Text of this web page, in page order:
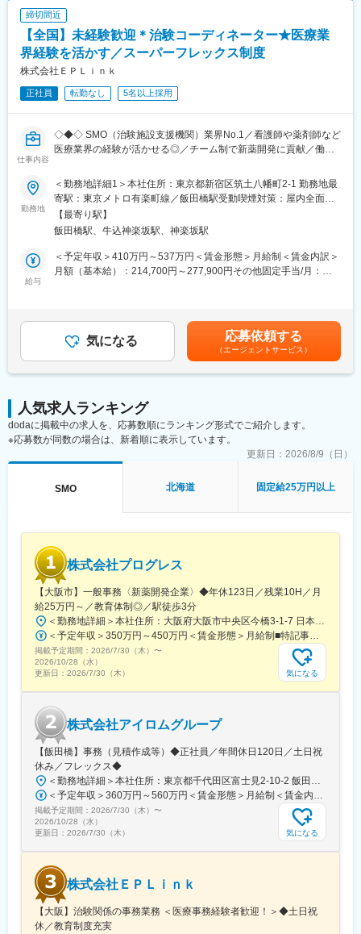
変更の範囲：会社の定める業務
■同社の教育体制：同社は同業他社からの転職だけでなく、看護師
など未経験で転職してくる方も多いです。そのため教育体制が充
実しています。入社は原則偶数月と決まっており、同期入社者と
ともに2週間弱本社にて集合研修を行います。会社のことや業務を
遂行する上で必要な法令から実務まで座学中心でロープレを交え
ながら学んでいきます。その後、各拠点に配属され先輩社員から
業務を引継ぎながらOJT担当者とともに医療機関へ同行するな
ートを用いながら習熟度を測り、入社後1年程度で一人で担当を持
てるようになります。なお、その後も定期的に中途入社者に対し
・チームワーク：通常は1人で業務にあたることが多いですが、困
ったときや先輩や上司がサポートしてくれるため、安心して進め
られます。また、家族の急な体調不良や突発休の場合にも周囲が
代理対応をしてくれる風土があり、チームワークが強みです。
した。管理職における女性比率も63.6%と、ライフイベントの多
い女性も活躍しやすい環境です。正社員の場合、転勤可能性はあ
変更の範囲：会社の定める業務
締切間近
【全国】未経験歓迎＊治験コーディネーター★医療業
界経験を活かす／スーパーフレックス制度
株式会社ＥＰＬｉｎｋ
正社員 転勤なし 5名以上採用
仕事内容
◇◆◇ SMO（治験施設支援機関）業界No.1／看護師や薬剤師など
医療業界の経験が活かせる◎／チーム制で新薬開発に貢献／働き
【CRC=治験コーディネーターとは？】
病院・クリニックを訪問して、患者様や医師や院内スタッフ、さ
らに製薬企業との連絡・調整役を担います。また、治験を受けて
いただく患者様の相談相手となり、じっくり向き合う仕事です。
【CRCのやりがい】
接聞けることもあります。患者様や医療機関から「ありがとう」
と感謝の言葉をいただけたときの喜びは、ひとしおです。
・治験の進捗状況の確認や患者様対応の予定などを、院内の治験
事務局に共有
・来院された患者様の診察や検査に同席し、治験が手順通りに行
われているか、患者様の状態変化が無いかを確認します。
・患者様の報告書作成
・医師との打ち合わせ
■基礎研修が充実：
入社後1か月は研修期間となります。ビジネスマナーやPCスキル
研修が入社後研修としてあり、PC慣れしていない方も安心してご
入社いただけます。
■配属後も丁寧なフォロー：
現場配属後は、OJTで独り立ちまでサポートその後も定期的なフ
ォローアップ研修や、専門性を高める継続研修、階層別研修など
様々な研修をご用意しています。
・スーパーフレックスタイム制を導入しており、社員自身が業務
のスケジュールに合わせて始業、就業時間を決めることができま
す。
・5日間のリフレッシュ休暇制度や、時間単位で取得できる有給休
暇。
・産前産後休暇（妊娠中時短勤務あり）、子供が3歳になるまで取
得できる育児休業、
復帰後は短時間勤務制度の利用も可能。
※育児休業から復帰し3ヶ月後に、育児補助支援金を給付。
変更の範囲：会社の定める業務
勤務地
＜勤務地詳細1＞本社住所：東京都新宿区筑土八幡町2-1 勤務地最
寄駅：東京メトロ有楽町線／飯田橋駅受動喫煙対策：屋内全面禁
煙＜勤務地詳細2＞全国いずれかの医療施設住所：全国いずれかの
医療施設 受動喫煙対策：屋内全面禁煙変更の範囲：会社の定める
【最寄り駅】
飯田橋駅、牛込神楽坂駅、神楽坂駅
給与
＜予定年収＞410万円～537万円＜賃金形態＞月給制＜賃金内訳＞
月額（基本給）：214,700円～277,900円その他固定手当/月：
CRC手当・休日連絡対応手当■賞与：年2回（6月、12月）／昇
給：年1回（10月）※業績に応じ、決算賞与（秋季賞与）支給の場
合あり（10月）■時間外・休日出勤手当等の割増賃金は別途支給
賃金はあくまでも目安の金額であり、選考を通じて上下する可能
気になる 応募依頼する
（エージェントサービス）
人気求人ランキング
dodaに掲載中の求人を、応募数順にランキング形式でご紹介します。
※応募数が同数の場合は、新着順に表示しています。
更新日： 2026/8/9（日）
SMO 北海道 固定給25万円以上
株式会社プログレス
【大阪市】一般事務〈新薬開発企業〉◆年休123日／残業10H／月
給25万円～／教育体制◎／駅徒歩3分
＜勤務地詳細＞本社住所：大阪府大阪市中央区今橋3-1-7 日本生命今橋ビル受動喫煙対策：屋内全面禁煙変更の範囲：無
＜予定年収＞350万円～450万円＜賃金形態＞月給制■特記事項なし＜賃金内訳＞月額（基本給）：232,000円～260,000円固定残業手当/月：18,000円～20,000円（固定残業時間10時間0分/月）超過した時間外労働の残業手当は追加支給＜月給＞250,000円～280,000円（一律手当を含む）＜昇給有無＞有＜残業手当＞有＜給与補足＞■賞与（年4回）：初年度0.7か月分、2年目以降1.4か月（変動有）■昇給（年1回以上）＊通勤手当（全額）＊住宅手当＊習い事支援手当 （社員が契約した習い事を上限7,000円として80％を支給）＊医療費補助手当 （社員とその両親の保険診療の医療費の自己負担額の50％を支給）賃金はあくまでも目安の金額であり、選考を通じて上下する可能性があります。月給(月額)は固定手当を含めた表記です。
掲載予定期間： 2026/7/30（木） 〜
2026/10/28（水）
更新日： 2026/7/30（木） 気になる
株式会社アイロムグループ
【飯田橋】事務（見積作成等）◆正社員／年間休日120日／土日祝
休み／フレックス◆
＜勤務地詳細＞本社住所：東京都千代田区富士見2-10-2 飯田橋グラン・ブルーム勤務地最寄駅：各線／飯田橋駅受動喫煙対策：屋内全面禁煙
＜予定年収＞360万円～560万円＜賃金形態＞月給制＜賃金内訳＞月額（基本給）：290,000円～350,000円＜月給＞290,000円～350,000円＜昇給有無＞有＜残業手当＞有＜給与補足＞※詳細は、能力・経験に応じて決定します。■昇給：年1回■賞与：年2回（但し、決算賞与追加支給にて年3回の実績有）賃金はあくまでも目安の金額であり、選考を通じて上下する可能性があります。月給(月額)は固定手当を含めた表記です。
掲載予定期間： 2026/7/30（木） 〜
2026/10/28（水）
更新日： 2026/7/30（木） 気になる
株式会社ＥＰＬｉｎｋ
【大阪】治験関係の事務業務 ＜医療事務経験者歓迎！＞◆土日祝
休／教育制度充実